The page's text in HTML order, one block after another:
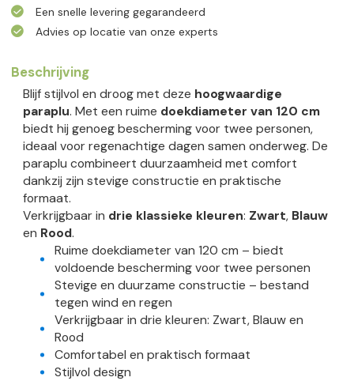
Een snelle levering gegarandeerd
Advies op locatie van onze experts
Beschrijving
Blijf stijlvol en droog met deze hoogwaardige
paraplu. Met een ruime doekdiameter van 120 cm
biedt hij genoeg bescherming voor twee personen,
ideaal voor regenachtige dagen samen onderweg. De
paraplu combineert duurzaamheid met comfort
dankzij zijn stevige constructie en praktische
formaat.
Verkrijgbaar in drie klassieke kleuren: Zwart, Blauw
en Rood.
Ruime doekdiameter van 120 cm – biedt
voldoende bescherming voor twee personen
Stevige en duurzame constructie – bestand
tegen wind en regen
Verkrijgbaar in drie kleuren: Zwart, Blauw en
Rood
Comfortabel en praktisch formaat
Stijlvol design